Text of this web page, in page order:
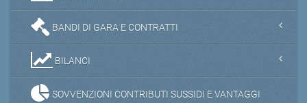
BANDI DI GARA E CONTRATTI
BILANCI
SOVVENZIONI CONTRIBUTI SUSSIDI E VANTAGGI